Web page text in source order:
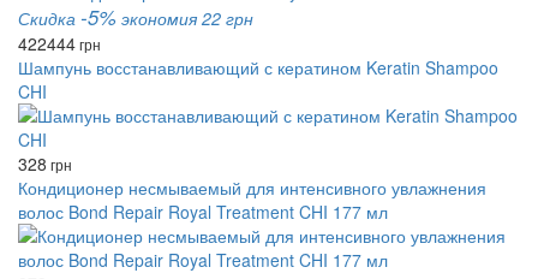
Скидка -5% экономия 22 грн
422444грн
Шампунь восстанавливающий с кератином Keratin Shampoo
CHI
328 грн
Кондиционер несмываемый для интенсивного увлажнения
волос Bond Repair Royal Treatment CHI 177 мл